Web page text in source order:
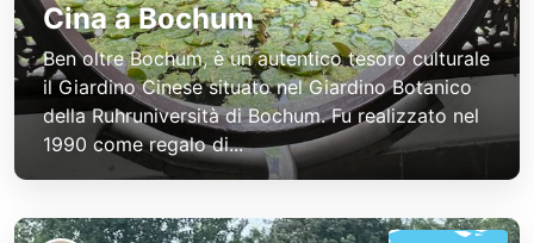
Cina a Bochum
Ben oltre Bochum, è un autentico tesoro culturale
il Giardino Cinese situato nel Giardino Botanico
della Ruhruniversità di Bochum. Fu realizzato nel
1990 come regalo di...